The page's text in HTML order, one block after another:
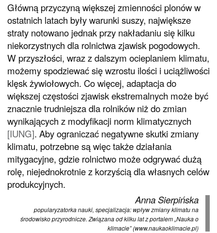
Główną przyczyną większej zmienności plonów w
ostatnich latach były warunki suszy, największe
straty notowano jednak przy nakładaniu się kilku
niekorzystnych dla rolnictwa zjawisk pogodowych.
W przyszłości, wraz z dalszym ocieplaniem klimatu,
możemy spodziewać się wzrostu ilości i uciążliwości
klęsk żywiołowych. Co więcej, adaptacja do
większej częstości zjawisk ekstremalnych może być
znacznie trudniejsza dla rolników niż do zmian
wynikających z modyfikacji norm klimatycznych
[IUNG]. Aby ograniczać negatywne skutki zmiany
klimatu, potrzebne są więc także działania
mitygacyjne, gdzie rolnictwo może odgrywać dużą
rolę, niejednokrotnie z korzyścią dla własnych celów
produkcyjnych.
Anna Sierpińska
popularyzatorka nauki, specjalizacja: wpływ zmiany klimatu na
środowisko przyrodnicze. Związana od kilku lat z portalem „Nauka o
klimacie” (www.naukaoklimacie.pl)